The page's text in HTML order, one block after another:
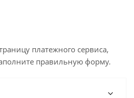
платежного сервиса,
правильную форму.